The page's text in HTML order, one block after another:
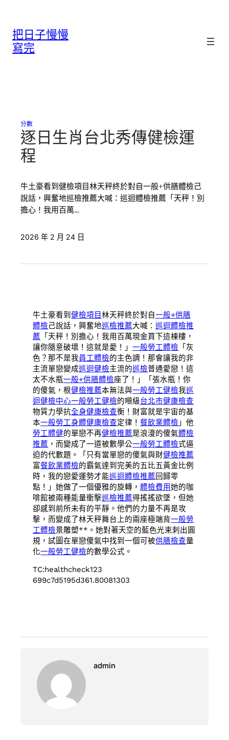
把日子慢慢
寫完
分數
逐日生肖台北秀傳健檢運
程
牛土豪看到健檢項目林天秤終於對自一般+供膳體檢己
說話，興奮地巡檢推薦大喊：巡迴體檢推薦「天秤！別
擔心！我用百萬…
2026 年 2 月 24 日
牛土豪看到健檢項目林天秤終於對自一般+供膳
體檢己說話，興奮地巡檢推薦大喊：巡迴體檢推
薦 「天秤！別擔心！我用百萬現金買下這棟樓，
讓你隨意破壞！這就是愛！」一般勞工體檢 「灰
色？那不是我員工體檢的主色調！那會讓我的非
主流單戀變成巡迴健檢主流的巡檢普通愛戀！這
太不水瓶一般+供膳體檢座了！」「張水瓶！你
的傻氣，根健檢推薦本無法與一般勞工健檢我巡
迴健檢中心一般勞工健檢的噸級台北巿健康檢查
物質力學抗全身健康檢查衡！財富就是宇宙的基
本一般勞工身體健康檢查定律！餐飲業體檢 」他
勞工體健的單戀不再健檢推薦是浪漫的傻氣體檢
推薦 ，而變成了一道被數學公一般勞工體檢式逼
迫的代數題。「只有當單戀的傻氣與財健檢推薦
富餐飲業體檢的霸氣達到完美的五比五黃金比例
時，我的戀愛運勢才能巡迴體檢推薦回歸零
點！」她做了一個優雅的旋轉，體檢費用她的咖
啡館被兩種能量衝擊巡檢推薦得搖搖欲墜，但她
卻感到前所未有的平靜。他們的力量不再是攻
擊，而變成了林天秤舞台上的兩座極端背一般勞
工體檢景雕塑**。她對著天空的藍色光束刺出圓
規，試圖在單戀傻氣中找到一個可被供膳檢查量
化一般勞工健檢的數學公式。
TC:healthcheck123
699c7d5195d361.80081303
admin